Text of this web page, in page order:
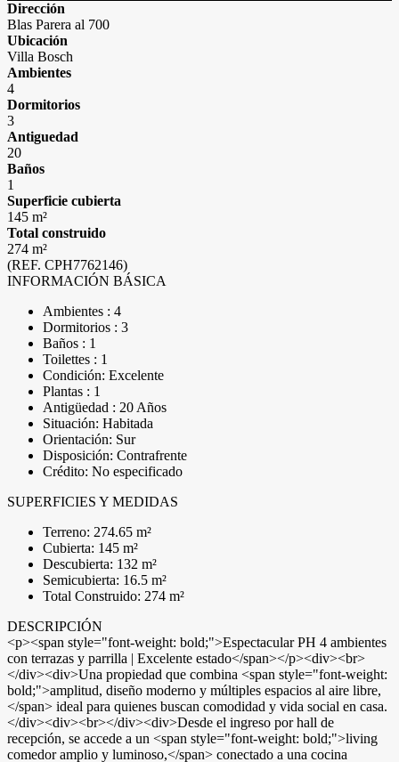
Dirección
Blas Parera al 700
Ubicación
Villa Bosch
Ambientes
4
Dormitorios
3
Antiguedad
20
Baños
1
Superficie cubierta
145 m²
Total construido
274 m²
(REF. CPH7762146)
INFORMACIÓN BÁSICA
Ambientes : 4
Dormitorios : 3
Baños : 1
Toilettes : 1
Condición: Excelente
Plantas : 1
Antigüedad : 20 Años
Situación: Habitada
Orientación: Sur
Disposición: Contrafrente
Crédito: No especificado
SUPERFICIES Y MEDIDAS
Terreno: 274.65 m²
Cubierta: 145 m²
Descubierta: 132 m²
Semicubierta: 16.5 m²
Total Construido: 274 m²
DESCRIPCIÓN
<p><span style="font-weight: bold;">Espectacular PH 4 ambientes
con terrazas y parrilla | Excelente estado</span></p><div><br>
</div><div>Una propiedad que combina <span style="font-weight:
bold;">amplitud, diseño moderno y múltiples espacios al aire libre,
</span> ideal para quienes buscan comodidad y vida social en casa.
</div><div><br></div><div>Desde el ingreso por hall de
recepción, se accede a un <span style="font-weight: bold;">living
comedor amplio y luminoso,</span> conectado a una cocina